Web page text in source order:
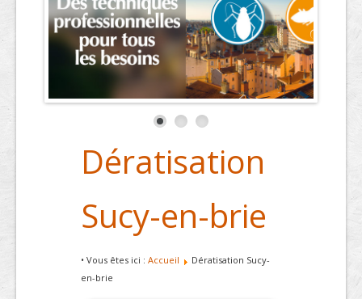
Dératisation
Sucy-en-brie
• Vous êtes ici : Accueil
Dératisation Sucy-
en-brie